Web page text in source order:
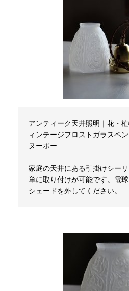
アンティーク天井照明｜花・
ィンテージフロストガラスペ
ヌーボー
家庭の天井にある引掛けシー
単に取り付けが可能です。電
シェードを外してください。